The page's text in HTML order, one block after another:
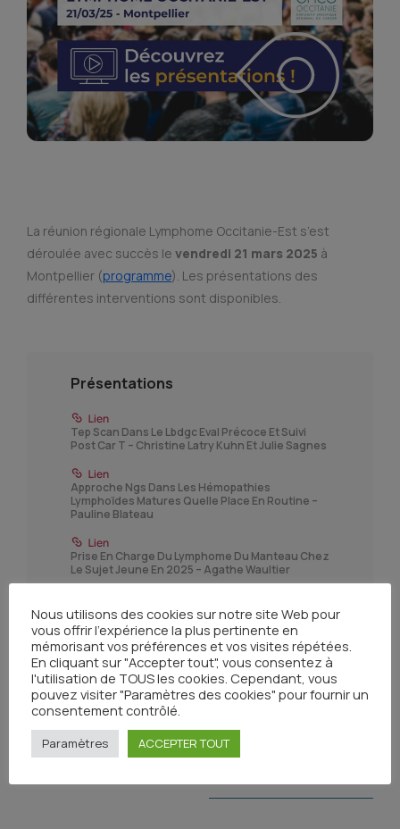
La réunion régionale Lymphome Occitanie-Est s’est
déroulée avec succès le vendredi 21 mars 2025 à
Montpellier (programme). Les présentations des
différentes interventions sont disponibles.
Présentations
Tep Scan Dans Le Lbdgc Eval Précoce Et Suivi
Post Car T – Christine Latry Kuhn Et Julie Sagnes
Approche Ngs Dans Les Hémopathies
Lymphoïdes Matures Quelle Place En Routine –
Pauline Blateau
Prise En Charge Du Lymphome Du Manteau Chez
Le Sujet Jeune En 2025 – Agathe Waultier
Prise En Charge Du Lymphome à Cellules Du
Manteau En 1ère Ligne Sujet âgé – Charles
Herbaux
Nous utilisons des cookies sur notre site Web pour
vous offrir l'expérience la plus pertinente en
mémorisant vos préférences et vos visites répétées.
En cliquant sur "Accepter tout", vous consentez à
l'utilisation de TOUS les cookies. Cependant, vous
pouvez visiter "Paramètres des cookies" pour fournir un
consentement contrôlé.
Paramètres ACCEPTER TOUT